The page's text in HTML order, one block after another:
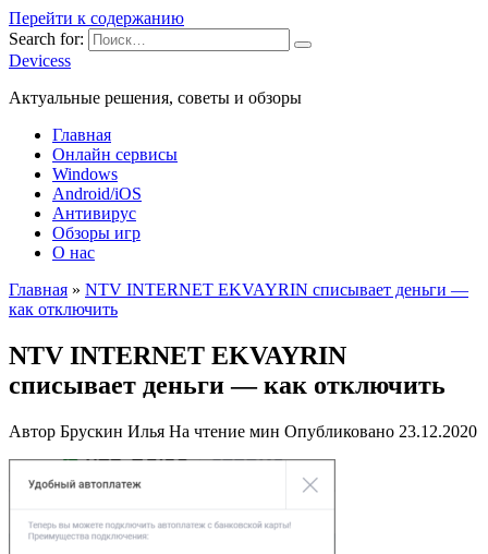
Перейти к содержанию
Search for:
Devicess
Актуальные решения, советы и обзоры
Главная
Онлайн сервисы
Windows
Android/iOS
Антивирус
Обзоры игр
О нас
Главная » NTV INTERNET EKVAYRIN списывает деньги —
как отключить
NTV INTERNET EKVAYRIN
списывает деньги — как отключить
Автор Брускин Илья На чтение мин Опубликовано 23.12.2020